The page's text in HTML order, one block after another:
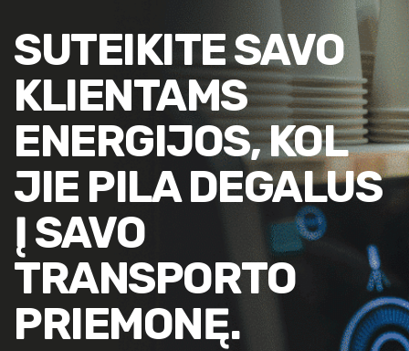
SUTEIKITE SAVO
KLIENTAMS
ENERGIJOS, KOL
JIE PILA DEGALUS
Į SAVO
TRANSPORTO
PRIEMONĘ.